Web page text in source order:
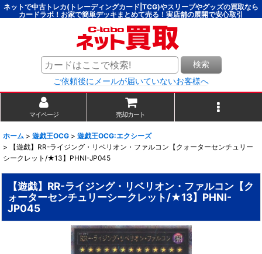
ネットで中古トレカ(トレーディングカード|TCG)やスリーブやグッズの買取なら
カードラボ！お家で簡単デッキまとめて売る！実店舗の展開で安心取引
検索
ご依頼後にメールが届いていないお客様へ
マイページ 売却カート
ホーム > 遊戯王OCG > 遊戯王OCG:エクシーズ
>
【遊戯】RR-ライジング・リベリオン・ファルコン【クォーターセンチュリー
シークレット/★13】PHNI-JP045
【遊戯】RR-ライジング・リベリオン・ファルコン【ク
ォーターセンチュリーシークレット/★13】PHNI-
JP045